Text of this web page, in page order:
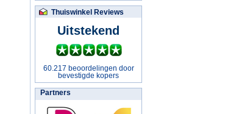
Thuiswinkel Reviews
Uitstekend
60.217 beoordelingen door
bevestigde kopers
Partners